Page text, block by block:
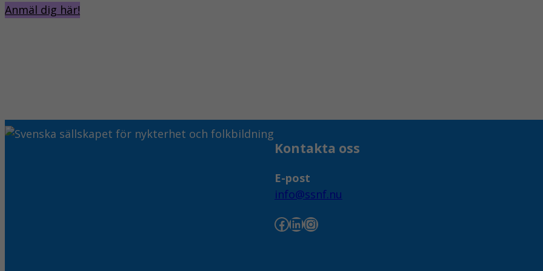
Anmäl dig här!
Kontakta oss
E-post
info@ssnf.nu
Facebook LinkedIn Instagram